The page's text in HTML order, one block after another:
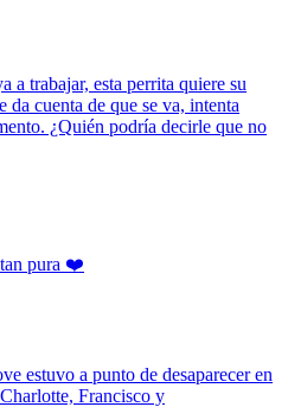
a trabajar, esta perrita quiere su
cuenta de que se va, intenta
¿Quién podría decirle que no
pura ❤️
estuvo a punto de desaparecer en
Francisco y